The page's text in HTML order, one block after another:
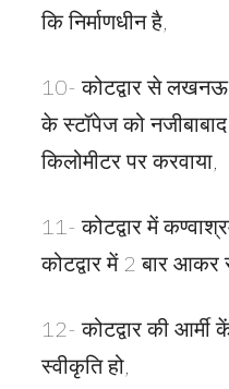
कि निर्माणधीन है,
10- कोटद्वार से लखनऊ
के स्टॉपेज को
किलोमीटर पर करवाया,
11- कोटद्वार में
कोटद्वार में 2 बार
12- कोटद्वार की आर्मी
स्वीकृति हो,